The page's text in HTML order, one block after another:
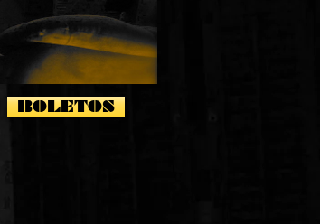
BOLETOS